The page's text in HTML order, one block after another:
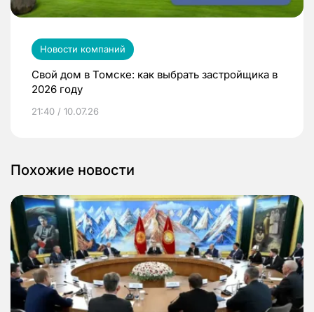
Новости компаний
Свой дом в Томске: как выбрать застройщика в
2026 году
21:40 / 10.07.26
Похожие новости